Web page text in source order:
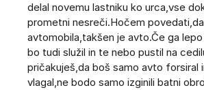
delal novemu lastniku ko urca,vse
prometni nesreči.Hočem
avtomobila,takšen je avto.Če ga
bo tudi služil in te nebo pustil na
pričakuješ,da boš samo avto forsiral
vlagal,ne bodo samo izginili batni